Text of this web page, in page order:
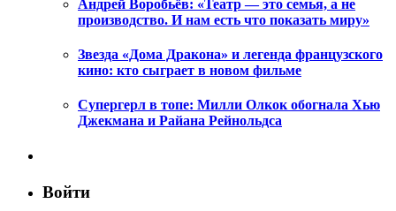
Андрей Воробьёв: «Театр — это семья, а не
производство. И нам есть что показать миру»
Звезда «Дома Дракона» и легенда французского
кино: кто сыграет в новом фильме
Супергерл в топе: Милли Олкок обогнала Хью
Джекмана и Райана Рейнольдса
Войти